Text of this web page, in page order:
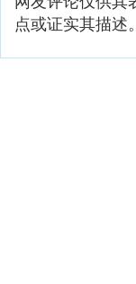
点或证实其描述。